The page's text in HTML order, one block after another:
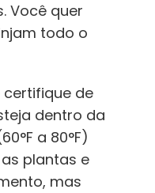
Você quer
todo o
certifique de
dentro da
a 80°F)
plantas e
mas